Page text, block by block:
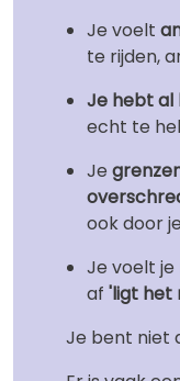
Je voelt
te rijden,
Je hebt al
echt te
Je
ook door
Je voelt
af'ligt het
Je bent niet